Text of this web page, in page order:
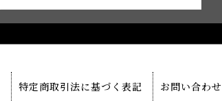
特定商取引法に基づく表記 お問い合わせ